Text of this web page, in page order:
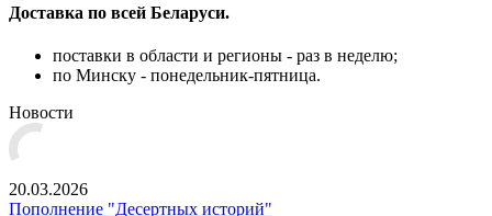
Доставка по всей Беларуси.
поставки в области и регионы - раз в неделю;
по Минску - понедельник-пятница.
Новости
20.03.2026
Пополнение "Десертных историй"